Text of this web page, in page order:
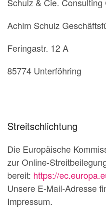
Achim Schulz
Feringastr. 12 A
85774 Unterföhring
Streitschlichtung
Die Europäische
zur Online-
bereit: https://
Unsere E-Mail-Adresse
Impressum.